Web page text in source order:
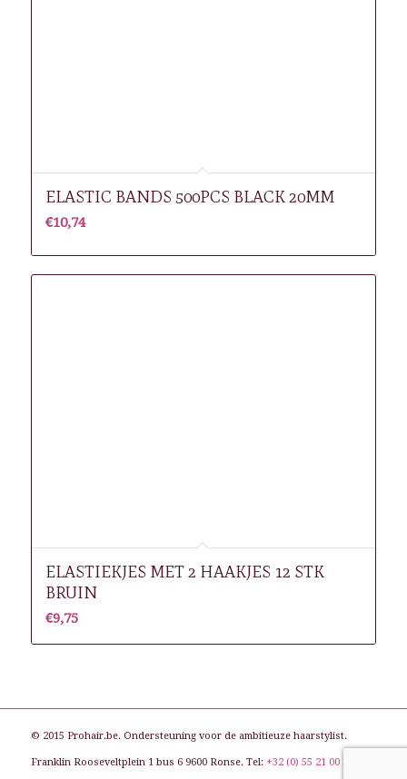
ELASTIC BANDS 500PCS BLACK 20MM
€10,74
ELASTIEKJES MET 2 HAAKJES 12 STK
BRUIN
€9,75
© 2015 Prohair.be. Ondersteuning voor de ambitieuze haarstylist.
Franklin Rooseveltplein 1 bus 6 9600 Ronse. Tel: +32 (0) 55 21 00 31